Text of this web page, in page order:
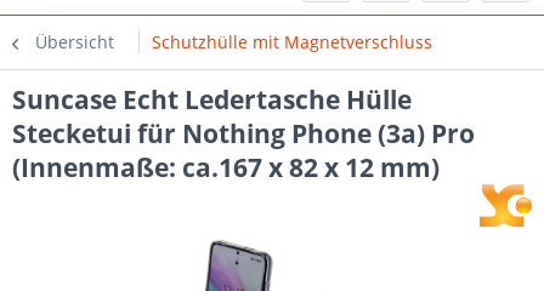
Übersicht Schutzhülle mit Magnetverschluss
Suncase Echt Ledertasche Hülle
Stecketui für Nothing Phone (3a) Pro
(Innenmaße: ca.167 x 82 x 12 mm)